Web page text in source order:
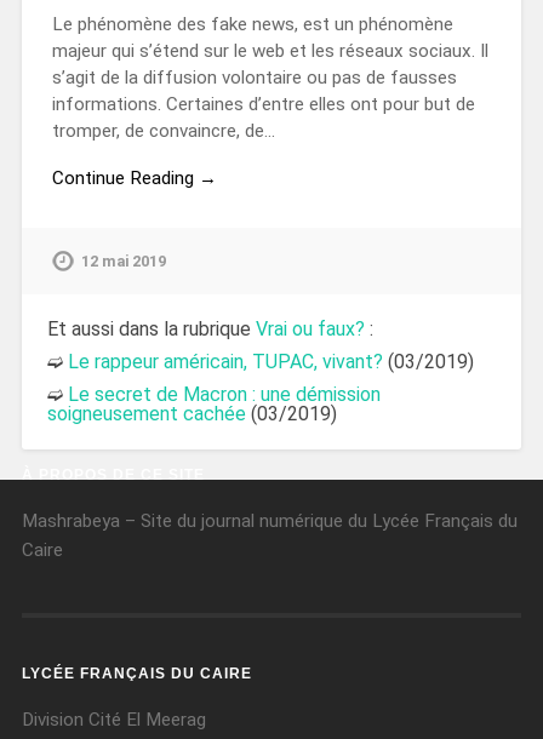
Le phénomène des fake news, est un phénomène
majeur qui s’étend sur le web et les réseaux sociaux. Il
s’agit de la diffusion volontaire ou pas de fausses
informations. Certaines d’entre elles ont pour but de
tromper, de convaincre, de…
Continue Reading →
12 mai 2019
Et aussi dans la rubrique Vrai ou faux? :
➫ Le rappeur américain, TUPAC, vivant? (03/2019)
➫ Le secret de Macron : une démission
soigneusement cachée(03/2019)
Mashrabeya – Site du journal numérique du Lycée Français du
Caire
LYCÉE FRANÇAIS DU CAIRE
Division Cité El Meerag